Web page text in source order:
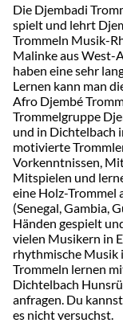
Die Djembadi
spielt und lehrt
Trommeln Musik-
Malinke aus West-
haben eine sehr
Lernen kann man
Afro Djembé
Trommelgruppe
und in Dichtelbach
motivierte
Vorkenntnissen,
Mitspielen und
eine Holz-Trommel
(Senegal, Gambia,
Händen gespielt
vielen Musikern in
rhythmische Musik
Trommeln lernen
Dichtelbach
anfragen. Du
es nicht versuchst.